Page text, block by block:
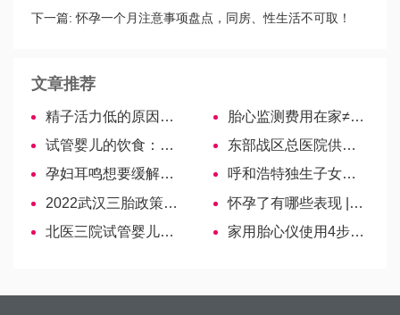
下一篇:怀孕一个月注意事项盘点，同房、性生活不可取！
文章推荐
精子活力低的原因透析，4大因素是罪魁祸首
胎心监测费用在家≠在医院，后者可用医保报销
试管婴儿的饮食：孕晚期总是饿总是馋？
东部战区总医院供精试管婴儿攻略，购精流程及费用参考
孕妇耳鸣想要缓解有方法，7大小妙招让耳朵不再嗡嗡响
呼和浩特独生子女证补贴流程详解，新城区符合条件的赶紧去
2022武汉三胎政策最新消息：宝宝上户口不再罚款
怀孕了有哪些表现 |试管婴儿受孕
北医三院试管婴儿医生排名，乔杰、刘平助孕成功率参考
家用胎心仪使用4步走，找胎心位置的方法要掌握